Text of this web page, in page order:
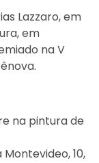
Lazzaro, em
em
na V
na pintura de
10,